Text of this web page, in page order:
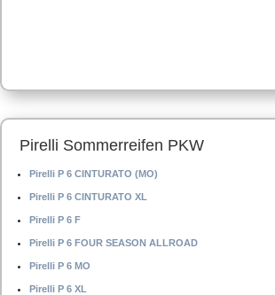
Pirelli Sommerreifen PKW
Pirelli P 6 CINTURATO (MO)
Pirelli P 6 CINTURATO XL
Pirelli P 6 F
Pirelli P 6 FOUR SEASON ALLROAD
Pirelli P 6 MO
Pirelli P 6 XL